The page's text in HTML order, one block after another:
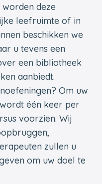
deze
leefruimte of in
beschikken we
u tevens een
een bibliotheek
aanbiedt.
Om uw
één keer per
voorzien. Wij
zullen u
om uw doel te